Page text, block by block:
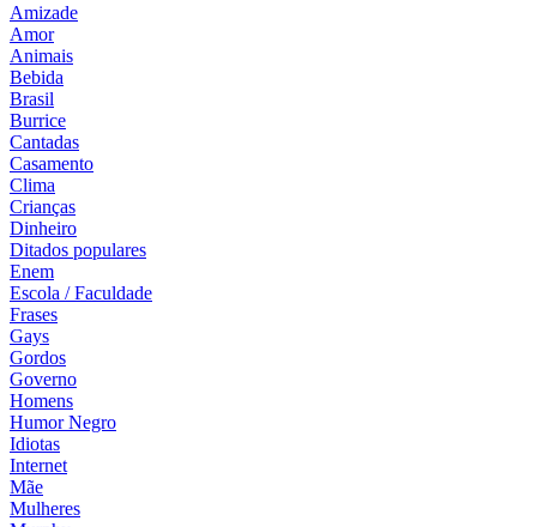
Amizade
Amor
Animais
Bebida
Brasil
Burrice
Cantadas
Casamento
Clima
Crianças
Dinheiro
Ditados populares
Enem
Escola / Faculdade
Frases
Gays
Gordos
Governo
Homens
Humor Negro
Idiotas
Internet
Mãe
Mulheres